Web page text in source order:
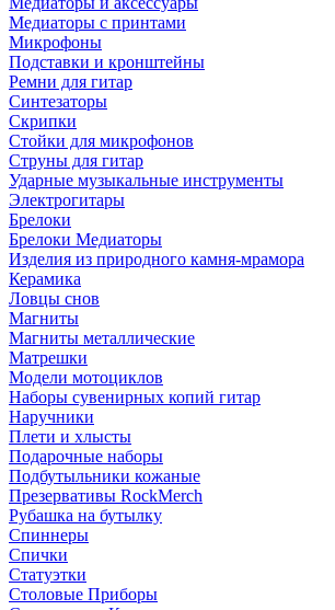
Медиаторы с принтами
Микрофоны
Подставки и кронштейны
Ремни для гитар
Синтезаторы
Скрипки
Стойки для микрофонов
Струны для гитар
Ударные музыкальные инструменты
Электрогитары
Брелоки
Брелоки Медиаторы
Изделия из природного камня-мрамора
Керамика
Ловцы снов
Магниты
Магниты металлические
Матрешки
Модели мотоциклов
Наборы сувенирных копий гитар
Наручники
Плети и хлысты
Подарочные наборы
Подбутыльники кожаные
Презервативы RockMerch
Рубашка на бутылку
Спиннеры
Спички
Статуэтки
Столовые Приборы